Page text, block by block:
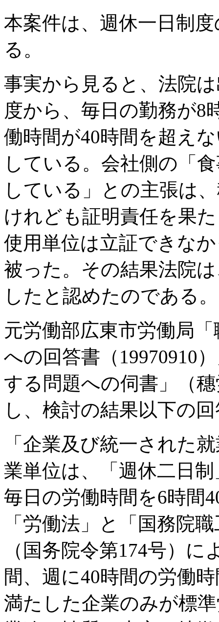
本案件は、週休一日制
る。
事実から見ると、法院
度から、毎日の勤務が8
働時間が40時間を超え
している。会社側の「
している」との主張は
けれども証明責任を果
使用単位は立証できな
被った。その結果法院
したと認めたのである。
元労働部広東市労働局
への回答書（19970910
する問題への伺書」（
し、検討の結果以下の
「企業及び統一された
業単位は、「週休二日
毎日の労働時間を6時間
「労働法」と「国務院
（国务院令第174号）
間、週に40時間の労働
満たした企業のみが標